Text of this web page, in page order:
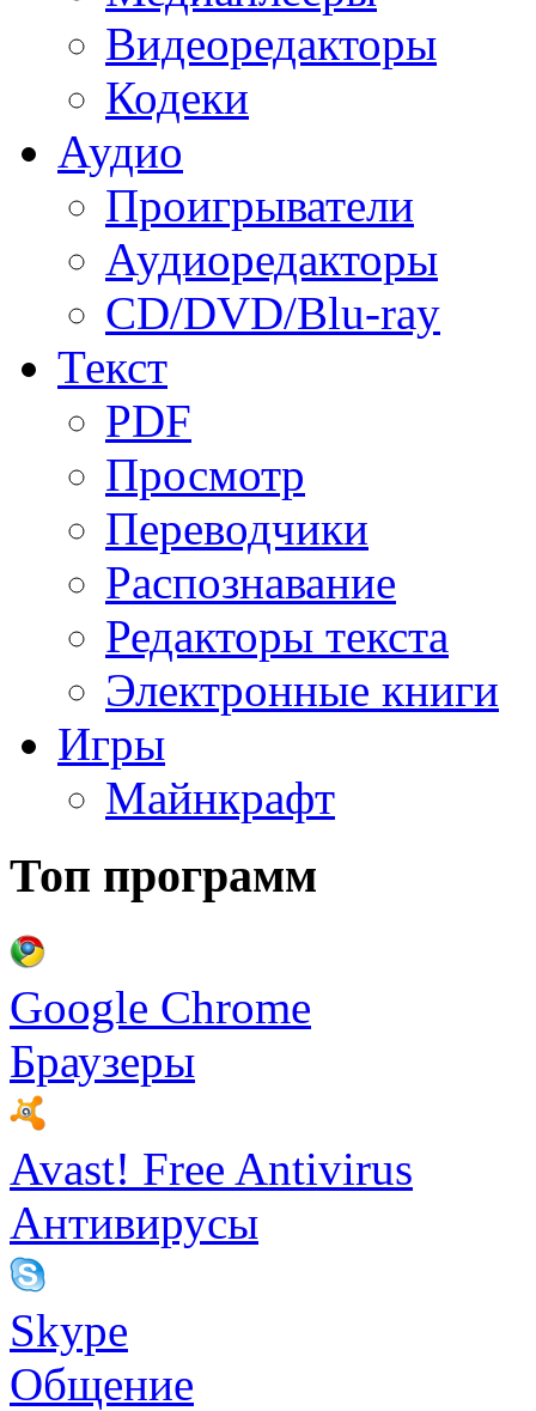
Видеоредакторы
Кодеки
Аудио
Проигрыватели
Аудиоредакторы
CD/DVD/Blu-ray
Текст
PDF
Просмотр
Переводчики
Распознавание
Редакторы текста
Электронные книги
Игры
Майнкрафт
Топ программ
Google Chrome
Браузеры
Avast! Free Antivirus
Антивирусы
Skype
Общение